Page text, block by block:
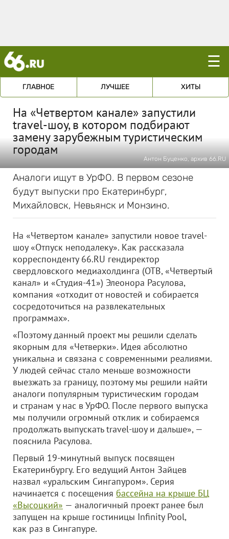
☰
ГЛАВНОЕ ЛУЧШЕЕ ХИТЫ
На «Четвертом канале» запустили
travel-шоу, в котором подбирают
замену зарубежным туристическим
городам
Антон Буценко, архив 66.RU
Аналоги ищут в УрФО. В первом сезоне
будут выпуски про Екатеринбург,
Михайловск, Невьянск и Монзино.
На «Четвертом канале» запустили новое travel-
шоу «Отпуск неподалеку». Как рассказала
корреспонденту 66.RU гендиректор
свердловского медиахолдинга (ОТВ, «Четвертый
канал» и «Студия-41») Элеонора Расулова,
компания «отходит от новостей и собирается
сосредоточиться на развлекательных
программах».
«Поэтому данный проект мы решили сделать
якорным для «Четверки». Идея абсолютно
уникальна и связана с современными реалиями.
У людей сейчас стало меньше возможности
выезжать за границу, поэтому мы решили найти
аналоги популярным туристическим городам
и странам у нас в УрФО. После первого выпуска
мы получили огромный отклик и собираемся
продолжать выпускать travel-шоу и дальше», —
пояснила Расулова.
Первый 19-минутный выпуск посвящен
Екатеринбургу. Его ведущий Антон Зайцев
назвал «уральским Сингапуром». Серия
начинается с посещения бассейна на крыше БЦ
«Высоцкий» — аналогичный проект ранее был
запущен на крыше гостиницы Infinity Pool,
как раз в Сингапуре.